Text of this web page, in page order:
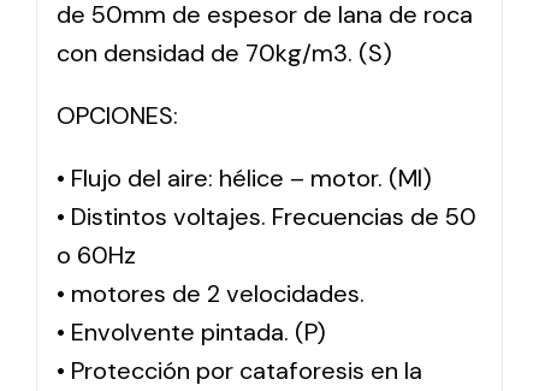
de 50mm de espesor de lana de roca
con densidad de 70kg/m3. (S)
OPCIONES:
• Flujo del aire: hélice – motor. (MI)
• Distintos voltajes. Frecuencias de 50
o 60Hz
• motores de 2 velocidades.
• Envolvente pintada. (P)
• Protección por cataforesis en la